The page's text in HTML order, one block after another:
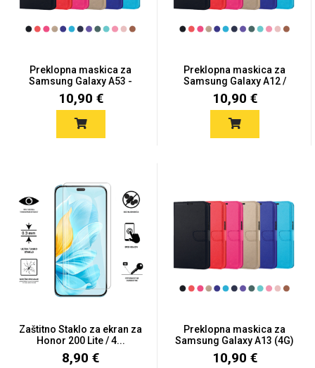
Preklopna maskica za
Samsung Galaxy A53 -
Više...
10,90 €
Preklopna maskica za
Samsung Galaxy A12 /
M12...
10,90 €
Zaštitno Staklo za ekran za
Honor 200 Lite / 4...
8,90 €
Preklopna maskica za
Samsung Galaxy A13 (4G)
-...
10,90 €